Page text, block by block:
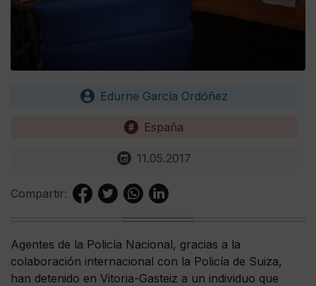
Edurne García Ordóñez
España
11.05.2017
Compartir:
Agentes de la Policía Nacional, gracias a la
colaboración internacional con la Policía de Suiza,
han detenido en Vitoria-Gasteiz a un individuo que